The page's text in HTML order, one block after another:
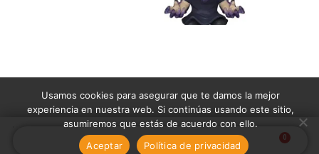
MENÚ CATEGORÍAS CARRITO
0
CARRITO
Usamos cookies para asegurar que te damos la mejor
experiencia en nuestra web. Si continúas usando este sitio,
asumiremos que estás de acuerdo con ello.
Aceptar
Política de privacidad